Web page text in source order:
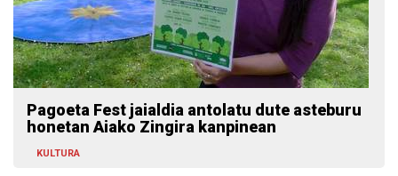
Pagoeta Fest jaialdia antolatu dute asteburu
honetan Aiako Zingira kanpinean
KULTURA